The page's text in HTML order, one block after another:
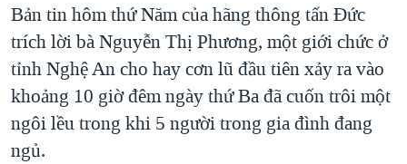
KHOA HỌC
SỨC KHOẺ
VĂN HOÁ
THỂ THAO
GIẢI MÃ VÀNH ĐAI & CON ĐƯỜNG
NGÀY TỊ NẠN THẾ GIỚI
TRỊNH VĨNH BÌNH - NGƯỜI HẠ 'BÊN THẮNG CUỘC'
GROUND ZERO – XƯA VÀ NAY
CHI PHÍ CHIẾN TRANH AFGHANISTAN
MẠNG XÃ HỘI
Ngôn ngữ khác
Bản tin hôm thứ Năm của hãng thông tấn Đức
trích lời bà Nguyễn Thị Phương, một giới chức ở
tỉnh Nghệ An cho hay cơn lũ đầu tiên xảy ra vào
khoảng 10 giờ đêm ngày thứ Ba đã cuốn trôi một
ngôi lều trong khi 5 người trong gia đình đang
ngủ.